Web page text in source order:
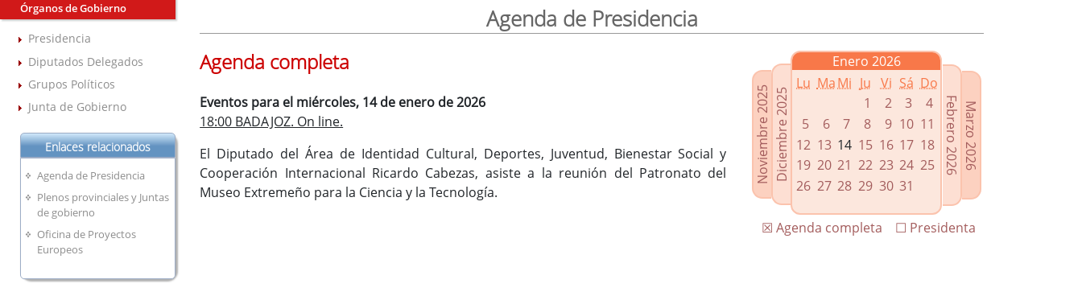
Órganos de Gobierno
Presidencia
Diputados Delegados
Grupos Políticos
Junta de Gobierno
Enlaces relacionados
Agenda de Presidencia
Plenos provinciales y Juntas
de gobierno
Oficina de Proyectos
Europeos
Agenda de Presidencia
Noviembre 2025Diciembre 2025
Enero 2026
Lu MaMi Ju Vi Sá Do
1
2 3
4
5
6 7 8 9 10 11
12 13 14 15 16 17 18
19 20 21 22 23 24 25
26 27 28 29 30 31
Marzo 2026
Febrero 2026
☐ Presidenta
☒ Agenda completa
Agenda completa
Eventos para el miércoles, 14 de enero de 2026
18:00 BADAJOZ. On line.
El Diputado del Área de Identidad Cultural, Deportes, Juventud, Bienestar Social y
Cooperación Internacional Ricardo Cabezas, asiste a la reunión del Patronato del
Museo Extremeño para la Ciencia y la Tecnología.